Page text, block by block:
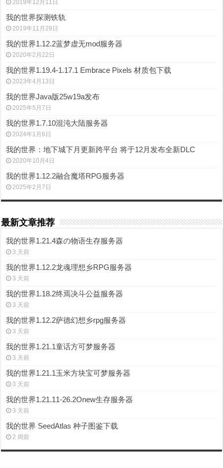
2019年12月11日
我的世界探测铁轨
2019年11月29日
我的世界1.12.2蓝梦虚无mod服务器
2020年2月22日
我的世界1.19.4-1.17.1 Embrace Pixels 材质包下载
2023年4月13日
我的世界Java版25w19a发布
2025年5月7日
我的世界1.7.10混沌大陆服务器
2024年1月6日
我的世界：地下城下月更新跨平台 将于12月发布全新DLC
2020年10月4日
我的世界1.12.2融合魔塔RPG服务器
2025年2月7日
最新文章推荐
我的世界1.21.4森の物语生存服务器
3 天前
我的世界1.12.2龙魂理想乡RPG服务器
3 天前
我的世界1.18.2终焉决斗公益服务器
3 天前
我的世界1.12.2萨德幻想乡rpg服务器
3 天前
我的世界1.21.1童话方可梦服务器
3 天前
我的世界1.21.1玉米方块宝可梦服务器
3 天前
我的世界1.21.11-26.2Onew生存服务器
3 天前
我的世界 SeedAtlas 种子图鉴下载
2 周前